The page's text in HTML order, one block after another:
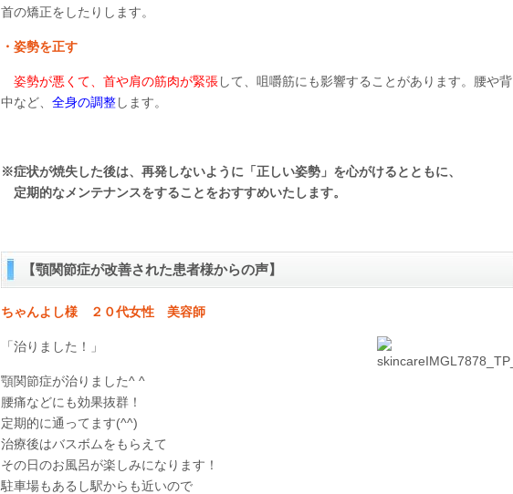
首の矯正をしたりします。
・姿勢を正す
姿勢が悪くて、首や肩の筋肉が緊張して、咀嚼筋にも影響することがあります。腰や背
中など、 全身の調整します。
※症状が焼失した後は、再発しないように「正しい姿勢」を心がけるとともに、
定期的なメンテナンスをすることをおすすめいたします。
【顎関節症が改善された患者様からの声】
ちゃんよし様 ２０代女性 美容師
「治りました！」
顎関節症が治りました^ ^
腰痛などにも効果抜群！
定期的に通ってます(^^)
治療後はバスボムをもらえて
その日のお風呂が楽しみになります！
駐車場もあるし駅からも近いので